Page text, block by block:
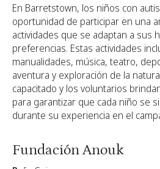
En Barretstown, los niños con
oportunidad de participar en una
actividades que se adaptan a sus
preferencias. Estas actividades
manualidades, música, teatro,
aventura y exploración de la
capacitado y los voluntarios
para garantizar que cada niño se
durante su experiencia en el
Fundación Anouk